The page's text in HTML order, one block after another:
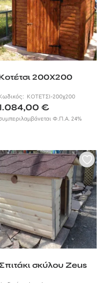
200Χ200
ΚΟΤΕΤΣΙ-200χ200
€
Φ.Π.Α. 24%
σκύλου Zeus